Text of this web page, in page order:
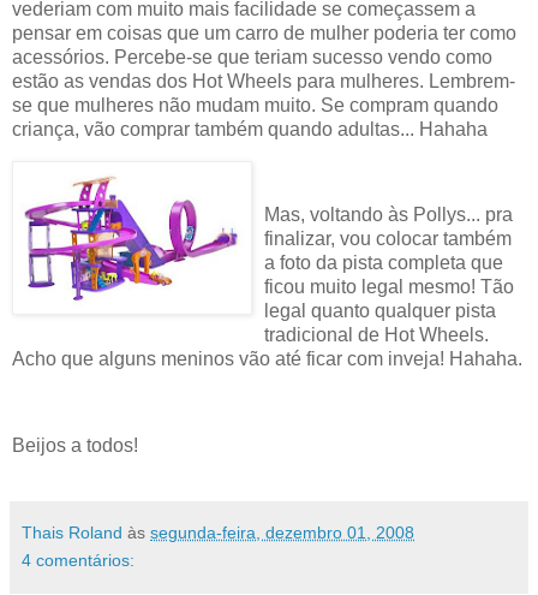
vederiam com muito mais facilidade se começassem a
pensar em coisas que um carro de mulher poderia ter como
acessórios. Percebe-se que teriam sucesso vendo como
estão as vendas dos Hot Wheels para mulheres. Lembrem-
se que mulheres não mudam muito. Se compram quando
criança, vão comprar também quando adultas... Hahaha
Mas, voltando às Pollys... pra
finalizar, vou colocar também
a foto da pista completa que
ficou muito legal mesmo! Tão
legal quanto qualquer pista
tradicional de Hot Wheels.
Acho que alguns meninos vão até ficar com inveja! Hahaha.
Beijos a todos!
Thais Roland às segunda-feira, dezembro 01, 2008
4 comentários: